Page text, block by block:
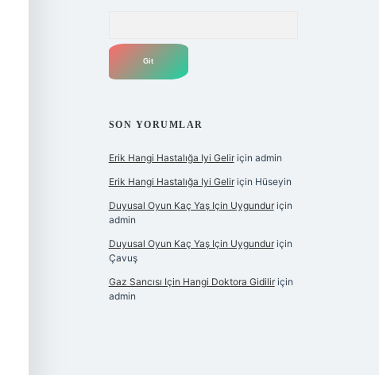
SON YORUMLAR
Erik Hangi Hastalığa Iyi Geliriçin admin
Erik Hangi Hastalığa Iyi Geliriçin Hüseyin
Duyusal Oyun Kaç Yaş Için Uygunduriçin
admin
Duyusal Oyun Kaç Yaş Için Uygunduriçin
Çavuş
Gaz Sancısı Için Hangi Doktora Gidiliriçin
admin